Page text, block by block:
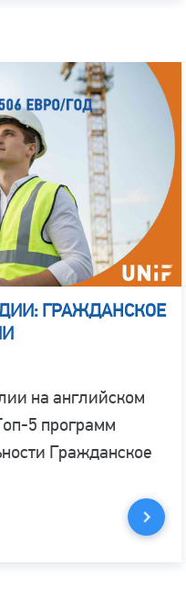
ГРАЖДАНСКОЕ
на английском
5 программ
Гражданское